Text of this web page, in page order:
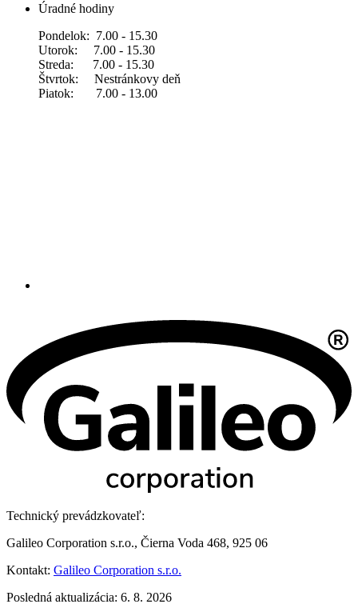
Úradné hodiny
Pondelok: 7.00 - 15.30
Utorok: 7.00 - 15.30
Streda: 7.00 - 15.30
Štvrtok: Nestránkovy deň
Piatok: 7.00 - 13.00
Technický prevádzkovateľ:
Galileo Corporation s.r.o., Čierna Voda 468, 925 06
Kontakt: Galileo Corporation s.r.o.
Posledná aktualizácia: 6. 8. 2026